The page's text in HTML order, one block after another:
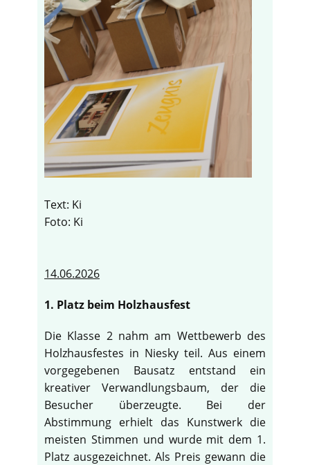
Text: Ki
Foto: Ki
14.06.2026
1. Platz beim Holzhausfest
Die Klasse 2 nahm am Wettbewerb des
Holzhausfestes in Niesky teil. Aus einem
vorgegebenen Bausatz entstand ein
kreativer Verwandlungsbaum, der die
Besucher überzeugte. Bei der
Abstimmung erhielt das Kunstwerk die
meisten Stimmen und wurde mit dem 1.
Platz ausgezeichnet. Als Preis gewann die